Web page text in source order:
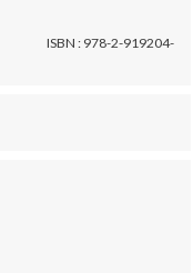
ISBN : 978-2-919204-